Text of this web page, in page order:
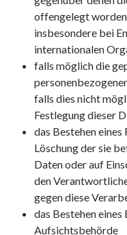
offengelegt
insbesondere bei
internationalen
falls möglich die
falls dies nicht
Festlegung dieser
das Bestehen
Löschung der sie
Daten oder auf
den
gegen diese
das Bestehen
Aufsichtsbehörde